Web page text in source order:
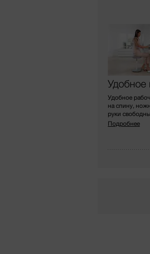
Удобное
Удобное
на спину,
руки
Подробнее